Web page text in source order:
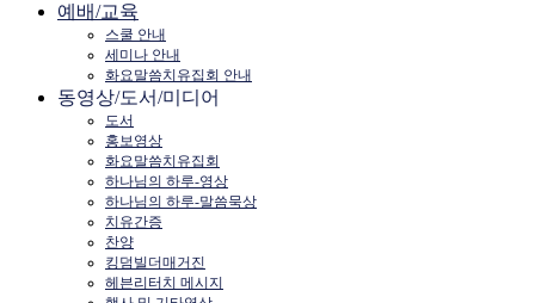
예배/교육
스쿨 안내
세미나 안내
화요말씀치유집회 안내
동영상/도서/미디어
도서
홍보영상
화요말씀치유집회
하나님의 하루-영상
하나님의 하루-말씀묵상
치유간증
찬양
킹덤빌더매거진
헤븐리터치 메시지